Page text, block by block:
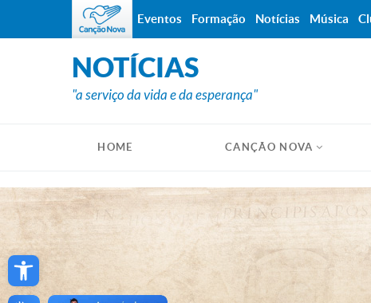
Open toolbar
NOTÍCIAS
"a serviço da vida e da esperança"
HOME CANÇÃO NOVA
Eventos Formação Notícias Música